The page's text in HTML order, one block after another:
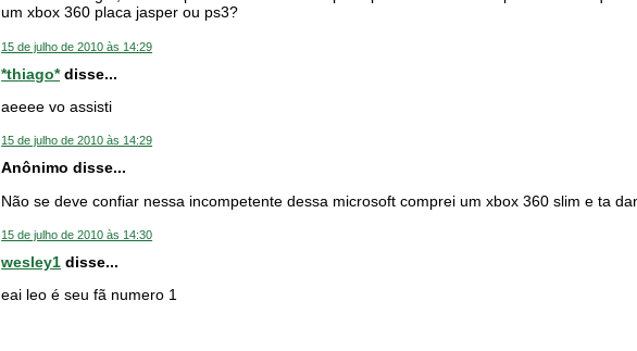
um xbox 360 placa jasper ou ps3?
15 de julho de 2010 às 14:29
*thiago*disse...
aeeee vo assisti
15 de julho de 2010 às 14:29
Anônimo disse...
Não se deve confiar nessa incompetente dessa microsoft comprei um xbox 360 slim e ta
15 de julho de 2010 às 14:30
wesley1 disse...
eai leo é seu fã numero 1